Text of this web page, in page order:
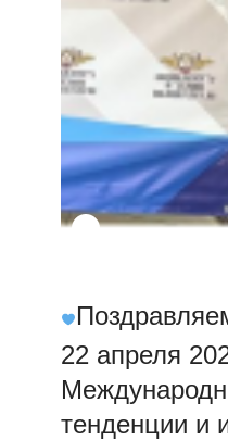
22 апреля
тенденции и